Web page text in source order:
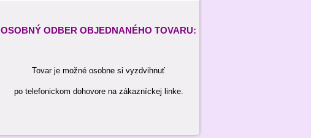
OSOBNÝ ODBER OBJEDNANÉHO TOVARU:
Tovar je možné osobne si vyzdvihnuť
po telefonickom dohovore na zákazníckej linke.